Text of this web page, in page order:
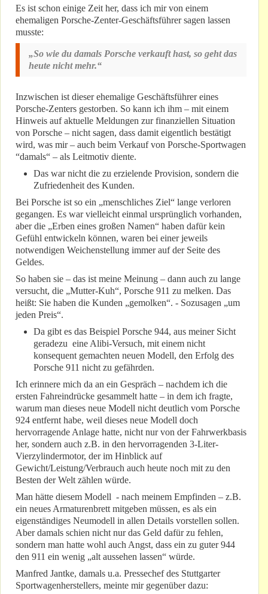
Es ist schon einige Zeit her, dass ich mir von einem
ehemaligen Porsche-Zenter-Geschäftsführer sagen lassen
musste:
„So wie du damals Porsche verkauft hast, so geht das
heute nicht mehr.“
Inzwischen ist dieser ehemalige Geschäftsführer eines
Porsche-Zenters gestorben. So kann ich ihm – mit einem
Hinweis auf aktuelle Meldungen zur finanziellen Situation
von Porsche – nicht sagen, dass damit eigentlich bestätigt
wird, was mir – auch beim Verkauf von Porsche-Sportwagen
“damals“ – als Leitmotiv diente.
Das war nicht die zu erzielende Provision, sondern die
Zufriedenheit des Kunden.
Bei Porsche ist so ein „menschliches Ziel“ lange verloren
gegangen. Es war vielleicht einmal ursprünglich vorhanden,
aber die „Erben eines großen Namen“ haben dafür kein
Gefühl entwickeln können, waren bei einer jeweils
notwendigen Weichenstellung immer auf der Seite des
Geldes.
So haben sie – das ist meine Meinung – dann auch zu lange
versucht, die „Mutter-Kuh“, Porsche 911 zu melken. Das
heißt: Sie haben die Kunden „gemolken“. - Sozusagen „um
jeden Preis“.
Da gibt es das Beispiel Porsche 944, aus meiner Sicht
geradezu eine Alibi-Versuch, mit einem nicht
konsequent gemachten neuen Modell, den Erfolg des
Porsche 911 nicht zu gefährden.
Ich erinnere mich da an ein Gespräch – nachdem ich die
ersten Fahreindrücke gesammelt hatte – in dem ich fragte,
warum man dieses neue Modell nicht deutlich vom Porsche
924 entfernt habe, weil dieses neue Modell doch
hervorragende Anlage hatte, nicht nur von der Fahrwerkbasis
her, sondern auch z.B. in den hervorragenden 3-Liter-
Vierzylindermotor, der im Hinblick auf
Gewicht/Leistung/Verbrauch auch heute noch mit zu den
Besten der Welt zählen würde.
Man hätte diesem Modell - nach meinem Empfinden – z.B.
ein neues Armaturenbrett mitgeben müssen, es als ein
eigenständiges Neumodell in allen Details vorstellen sollen.
Aber damals schien nicht nur das Geld dafür zu fehlen,
sondern man hatte wohl auch Angst, dass ein zu guter 944
den 911 ein wenig „alt aussehen lassen“ würde.
Manfred Jantke, damals u.a. Pressechef des Stuttgarter
Sportwagenherstellers, meinte mir gegenüber dazu: